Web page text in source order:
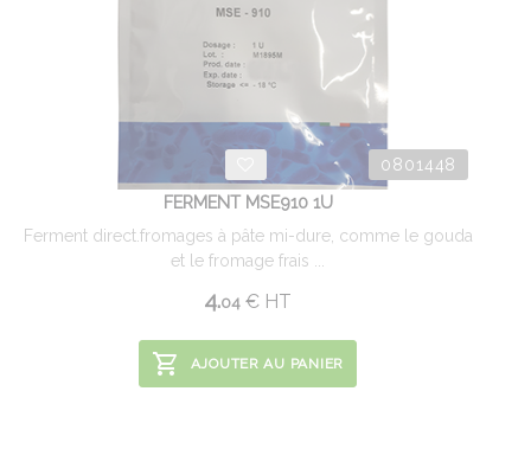
0801448
FERMENT MSE910 1U
Ferment direct.fromages à pâte mi-dure, comme le gouda
et le fromage frais ...
4.04 € HT
AJOUTER AU PANIER